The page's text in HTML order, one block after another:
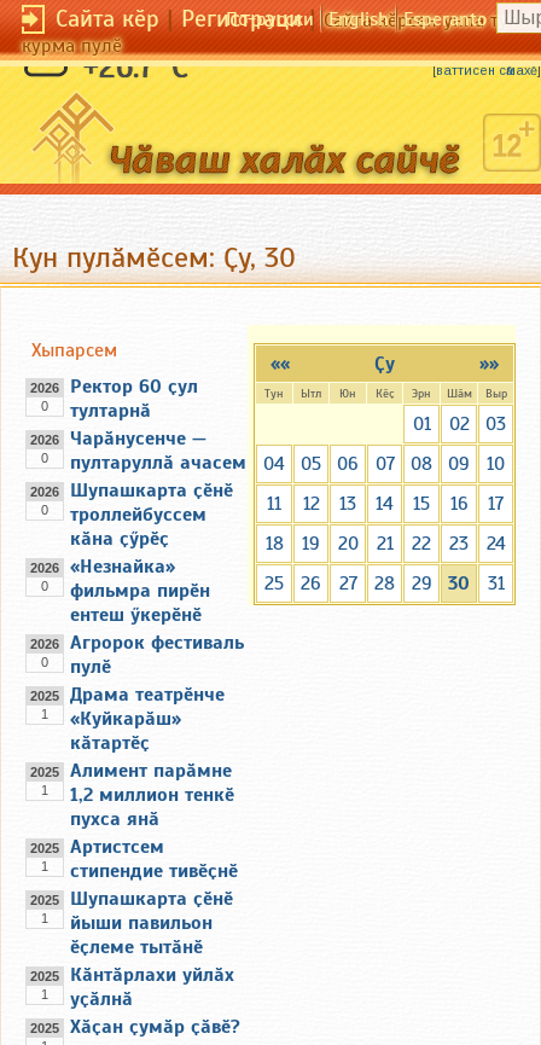
Сайта кӗр|Регистраци|Сайта кӗрсен унпа
курма пулӗ
По-русски English Esperanto
+26.7 °C Тӑлӑх йывӑҫа тӑвӑл хуҫать.
[ваттисен сӑмахӗ]
Кун пулӑмӗсем: Ҫу, 30
»»
«« Ҫу
Тун Ытл Юн Кӗҫ Эрн Шӑм Выр
01 02
03
04
05 06 07 08 09
10
11
12 13 14 15 16
17
18
19 20 21 22 23
24
25
26 27 28 29 30 31
Хыпарсем
2026
0
Ректор 60 ҫул
тултарнӑ
2026
0
Чарӑнусенче —
пултаруллӑ ачасем
2026
0
Шупашкарта ҫӗнӗ
троллейбуссем
кӑна ҫӳрӗҫ
2026
0
«Незнайка»
фильмра пирӗн
ентеш ӳкерӗнӗ
2026
0
Агророк фестиваль
пулӗ
2025
1
Драма театрӗнче
«Куйкарӑш»
кӑтартӗҫ
2025
1
Алимент парӑмне
1,2 миллион тенкӗ
пухса янӑ
2025
1
Артистсем
стипендие тивӗҫнӗ
2025
1
Шупашкарта ҫӗнӗ
йыши павильон
ӗҫлеме тытӑнӗ
2025
1
Кӑнтӑрлахи уйлӑх
уҫӑлнӑ
2025
Хӑҫан ҫумӑр ҫӑвӗ?